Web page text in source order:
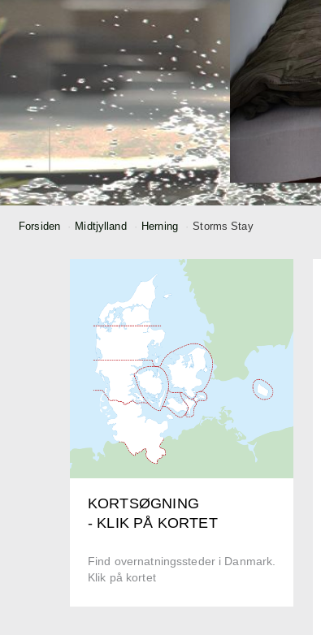
Forsiden Midtjylland Herning Storms Stay
KORTSØGNING
- KLIK PÅ KORTET
Find overnatningssteder i Danmark.
Klik på kortet